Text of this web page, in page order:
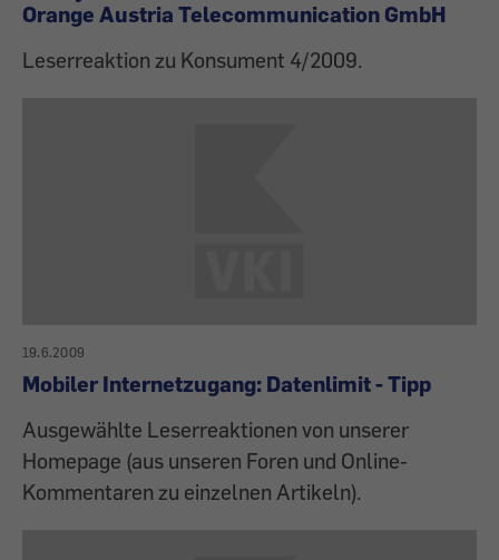
Orange Austria Telecommunication GmbH
Leserreaktion zu Konsument 4/2009.
19.6.2009
Mobiler Internetzugang: Datenlimit - Tipp
Ausgewählte Leserreaktionen von unserer
Homepage (aus unseren Foren und Online-
Kommentaren zu einzelnen Artikeln).